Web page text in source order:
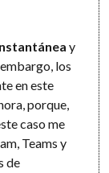
y
embargo, los
en este
porque,
caso me
Teams y
de